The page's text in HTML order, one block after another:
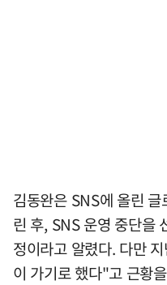
김동완은 SNS에 올린
린 후, SNS 운영 중단을
정이라고 알렸다. 다만
이 가기로 했다"고 근황